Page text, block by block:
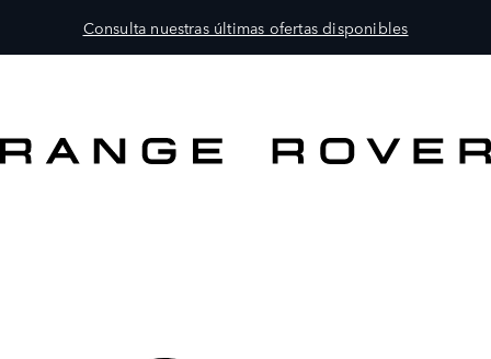
Consulta nuestras últimas ofertas disponibles